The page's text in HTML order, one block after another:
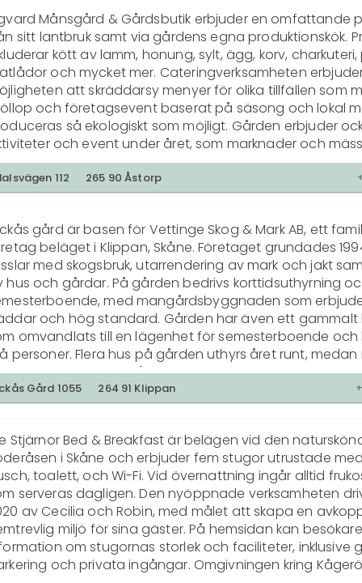
Månsgård & Gårdsbutik erbjuder en omfattande
sitt lantbruk samt via gårdens egna produktionskök.
kött av lamm, honung, sylt, ägg, korv, charkuteri,
och mycket mer. Cateringverksamheten
att skräddarsy menyer för olika tillfällen som
och företagsevent baserat på säsong och lokal
så ekologiskt som möjligt. Gården erbjuder
och event under året, som marknader och
att boka boende under vissa perioder.
112 265 90 Åstorp
gård är basen för Vettinge Skog & Mark AB, ett
beläget i Klippan, Skåne. Företaget grundades
med skogsbruk, utarrendering av mark och jakt
hus och gårdar. På gården bedrivs korttidsuthyrning
med mangårdsbyggnaden som
och hög standard. Gården har även ett gammalt
omvandlats till en lägenhet för semesterboende och
personer. Flera hus på gården uthyrs året runt,
som fritidshus. Gården erbjuder en tyst och fridfull
i skogens tystnad, och solceller på taken ger
uthyrning av boenden förvaltar företaget även
Företaget förvaltar markerna och husen
från Monica Gyllenstierna, vars familj ägt ägorna i
Gård 1055 264 91 Klippan
Stjärnor Bed & Breakfast är belägen vid den
i Skåne och erbjuder fem stugor utrustade
toalett, och Wi-Fi. Vid övernattning ingår alltid
serveras dagligen. Den nyöppnade verksamheten
av Cecilia och Robin, med målet att skapa en
miljö för sina gäster. På hemsidan kan
om stugornas storlek och faciliteter, inklusive
och privata ingångar. Omgivningen kring